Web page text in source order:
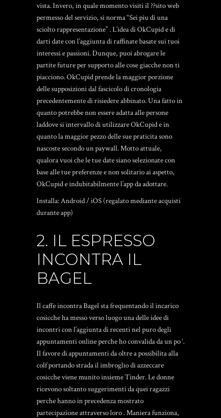
vista. Invero, in quale momento visiti il ??sito web
permesso del servizio, si norma “Sei piu di una
sciolto rappresentazione” . L’idea di OkCupid e di
darti date con l’aggiunta di raffinate basate sui tuoi
interessi e passioni. Dunque, puoi abrogare le
partite future per supporto alle cose giacche non ti
piacciono. OkCupid prende la maggior porzione
delle supposizioni dal fascicolo di cronologia
precedentemente di risiedere abbinato. Una fatto in
quanto potrebbe non essere adatta alle persone
laddove si intervallo di utilizzare OkCupid e in
quanto la maggior pezzo delle sue praticita sono
nascoste secondo un paywall. Motto attuale,
qualora vuoi che le tue date siano selezionate con
base alle tue preferenze e non solitario ai aspetto,
OkCupid e indubitabilmente l’app da adottare.
Installa: Android / iOS (regalato mediante acquisti
durante app)
2. IL ESPRESSO
INCONTRA IL
BAGEL
Il caffe incontra Bagel sta frequentando il incarico
cosicche ha messo verso luogo una delle idee di
incontri con l’aggiunta di recenti nel puro degli
appuntamenti online perche ho convalida da un po ‘.
Il favore di appuntamenti da oltre a possibilita alla
colf portando strada il imbroglio di azzeccare
cosicche viene munito insieme Tinder. Le donne
ricevono soltanto suggerimenti da quei ragazzi
perche hanno in precedenza mostrato
partecipazione attraverso loro . Maniera funziona,